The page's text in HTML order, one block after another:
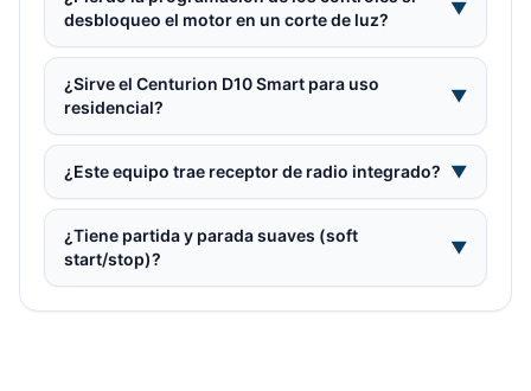
desbloqueo el motor en un corte de luz?
▼
¿Sirve el Centurion D10 Smart para uso
residencial?
▼
¿Este equipo trae receptor de radio integrado? ▼
¿Tiene partida y parada suaves (soft
start/stop)?
▼